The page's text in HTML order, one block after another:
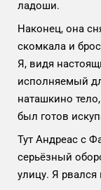
ладоши.
Наконец, она
скомкала и
Я, видя
исполняемый
наташкино
был готов
Тут Андреас с
серьёзный
улицу. Я рвался